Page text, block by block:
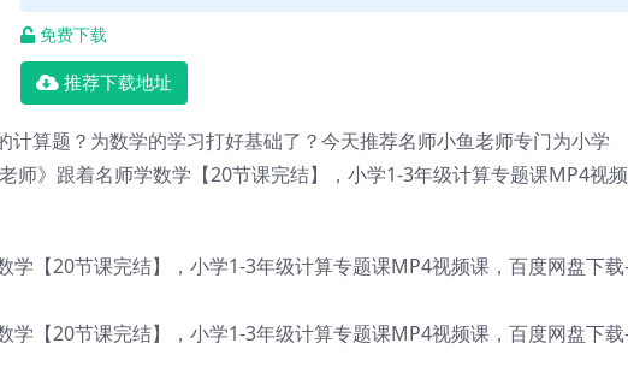
免费下载
推荐下载地址
计算题？为数学的学习打好基础了？今天推荐名师小鱼老师专门为小学
师》跟着名师学数学【20节课完结】，小学1-3年级计算专题课MP4视频